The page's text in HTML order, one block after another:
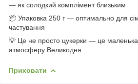
— як солодкий комплімент близьким
📦 Упаковка 250 г — оптимально для
частування
💡 Це не просто цукерки — це маленька
атмосферу Великодня.
Приховати